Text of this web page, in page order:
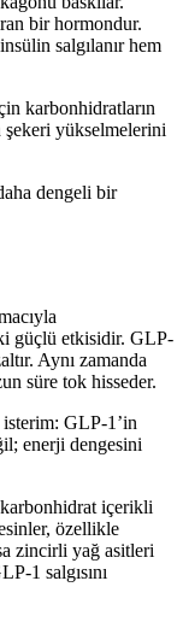
bir hormondur.
salgılanır hem
karbonhidratların
yükselmelerini
dengeli bir
güçlü etkisidir. GLP-
Aynı zamanda
süre tok hisseder.
GLP-1’in
enerji dengesini
içerikli
özellikle
zincirli yağ asitleri
1 salgısını